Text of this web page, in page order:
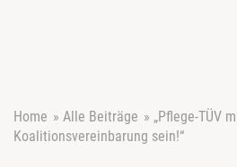
Home » Alle Beiträge » „Pflege-TÜV
Koalitionsvereinbarung sein!“